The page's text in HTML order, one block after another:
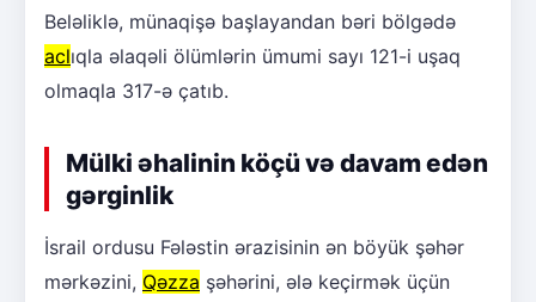
Beləliklə, münaqişə başlayandan bəri bölgədə
aclıqla əlaqəli ölümlərin ümumi sayı 121-i uşaq
olmaqla 317-ə çatıb.
Mülki əhalinin köçü və davam edən
gərginlik
İsrail ordusu Fələstin ərazisinin ən böyük şəhər
mərkəzini, Qəzza şəhərini, ələ keçirmək üçün